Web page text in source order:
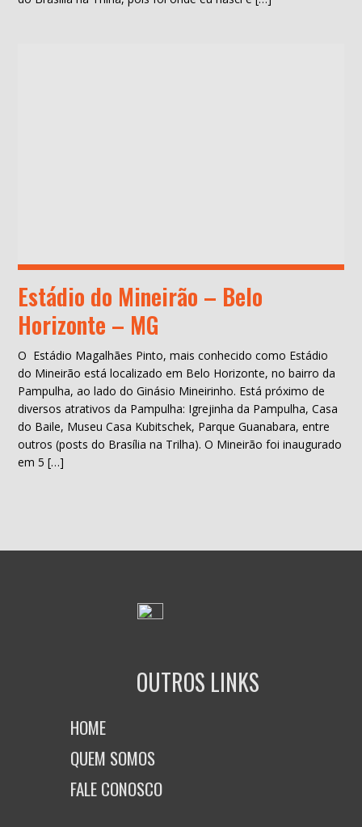
Estádio do Mineirão – Belo
Horizonte – MG
O Estádio Magalhães Pinto, mais conhecido como Estádio
do Mineirão está localizado em Belo Horizonte, no bairro da
Pampulha, ao lado do Ginásio Mineirinho. Está próximo de
diversos atrativos da Pampulha: Igrejinha da Pampulha, Casa
do Baile, Museu Casa Kubitschek, Parque Guanabara, entre
outros (posts do Brasília na Trilha). O Mineirão foi inaugurado
em 5 […]
OUTROS LINKS
HOME
QUEM SOMOS
FALE CONOSCO